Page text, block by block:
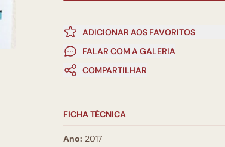
ADICIONAR AOS FAVORITOS
FALAR COM A GALERIA
COMPARTILHAR
FICHA TÉCNICA
Ano: 2017